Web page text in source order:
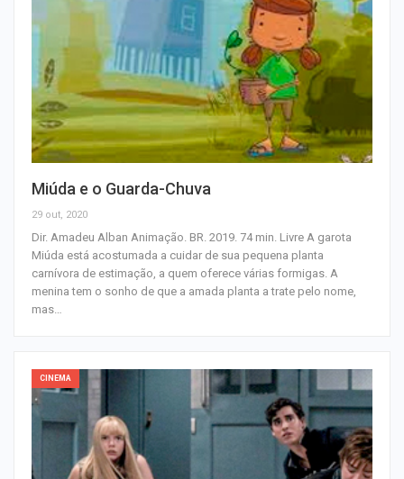
Miúda e o Guarda-Chuva
29 out, 2020
Dir. Amadeu Alban Animação. BR. 2019. 74 min. Livre A garota
Miúda está acostumada a cuidar de sua pequena planta
carnívora de estimação, a quem oferece várias formigas. A
menina tem o sonho de que a amada planta a trate pelo nome,
mas…
CINEMA